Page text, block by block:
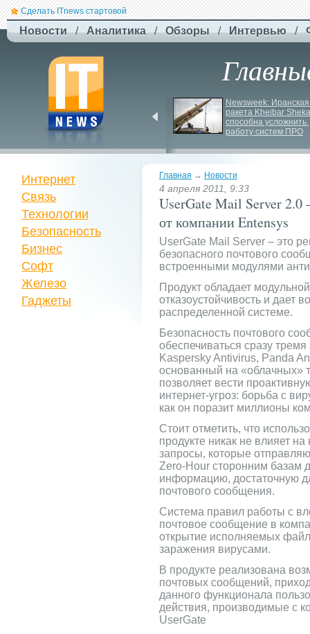
Сделать ITnews стартовой
Новости / Аналитика / Обзоры / Интервью /
знищив ключовий
склад Intertop Ukraine
Newsweek: Иранская
ракета Kheibar
способна усложнить
работу систем ПРО
Главная → Новости
4 апреля 2011, 9:33
UserGate Mail Server 2.0
от компании Entensys
UserGate Mail Server – это
безопасного почтового
встроенными модулями
Продукт обладает
отказоустойчивость и дает
распределенной системе.
Безопасность почтового
обеспечиваться сразу
Kaspersky Antivirus, Panda
основанный на «облачных»
позволяет вести
интернет-угроз: борьба с
как он поразит миллионы
Стоит отметить, что
продукте никак не влияет
запросы, которые
Zero-Hour сторонним базам
информацию, достаточную
почтового сообщения.
Система правил работы с
почтовое сообщение в
открытие исполняемых
заражения вирусами.
В продукте реализована
почтовых сообщений,
данного функционала
действия, производимые с
UserGate
Интернет
Связь
Технологии
Безопасность
Бизнес
Софт
Железо
Гаджеты